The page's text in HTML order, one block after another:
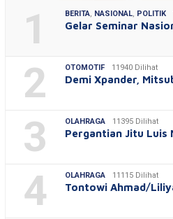
1 BERITA, NASIONAL, POLITIK
Gelar Seminar
2 OTOMOTIF 11940 Dilihat
Demi Xpander,
3 OLAHRAGA 11395 Dilihat
Pergantian Jitu Luis
4 OLAHRAGA 11115 Dilihat
Tontowi Ahmad/